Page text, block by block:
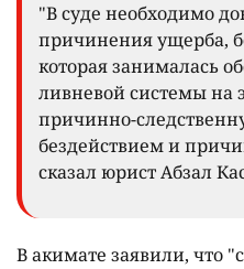
"В суде необходимо
причинения ущерба,
которая занималась
ливневой системы на
причинно-
бездействием и
сказал юрист Абзал
В акимате заявили, что